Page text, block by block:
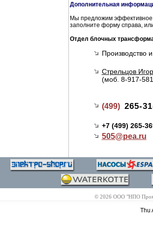
Дополнительная
Мы предложим эффективное
заполните форму справа,
Отдел блочных
Производство
Стрельцов
(моб. 8-917-
(499) 265-
+7 (499) 265-
505@pea.ru
© 2026 ООО "НПО
Thu